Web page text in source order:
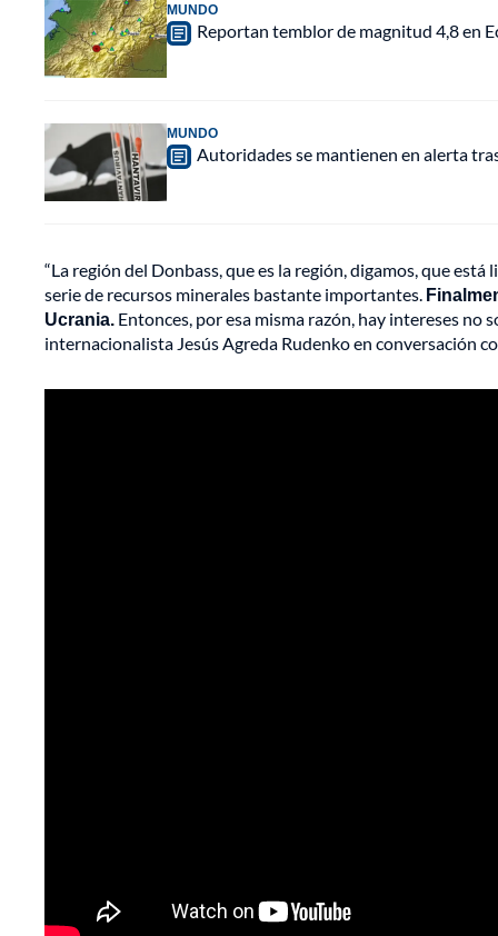
MUNDO
Reportan temblor de magnitud 4,8 en
MUNDO
Autoridades se mantienen en alerta
“La región del Donbass, que es la región, digamos, que
serie de recursos minerales bastante importantes.
Ucrania. Entonces, por esa misma razón, hay intereses no
internacionalista Jesús Agreda Rudenko en conversación